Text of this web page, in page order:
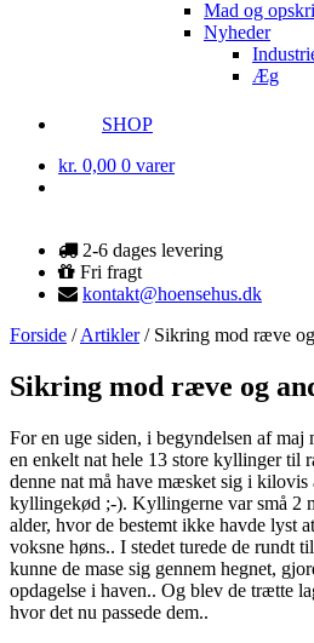
Mad og
Nyheder
Æg
SHOP
kr. 0,00 0 varer
2-6 dages levering
Fri fragt
kontakt@hoensehus.dk
Forside /Artikler/ Sikring mod ræve
Sikring mod ræve og
For en uge siden, i begyndelsen af maj
en enkelt nat hele 13 store kyllinger til
denne nat må have mæsket sig i
kyllingekød ;-). Kyllingerne var små 2
alder, hvor de bestemt ikke havde lyst
voksne høns.. I stedet turede de rundt
kunne de mase sig gennem hegnet,
opdagelse i haven.. Og blev de trætte
hvor det nu passede dem..